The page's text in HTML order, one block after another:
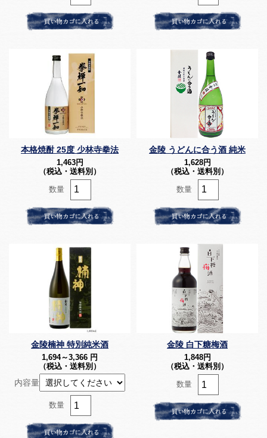
本格焼酎 25度 少林寺拳法
1,463円
（税込・送料別）
数量
金陵 うどんに合う酒 純米
1,628円
（税込・送料別）
数量
金陵楠神 特別純米酒
1,694～3,366 円
（税込・送料別）
内容量
数量
金陵 白下糖梅酒
1,848円
（税込・送料別）
数量